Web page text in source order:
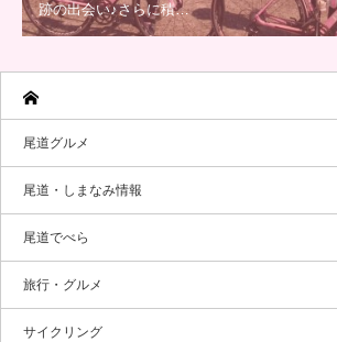
跡の出会い♪さらに積…
尾道グルメ
尾道・しまなみ情報
尾道でべら
旅行・グルメ
サイクリング